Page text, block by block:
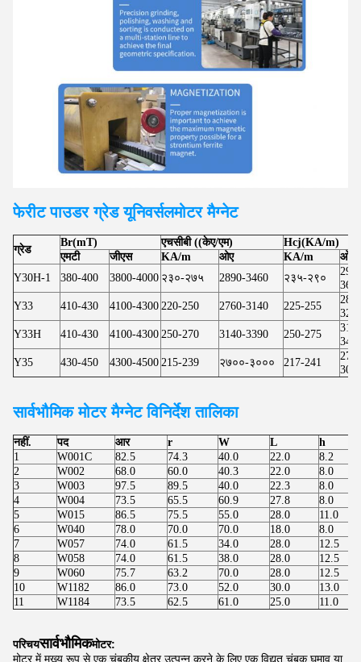
फेरीट पाउडर ग्रेड यूनिवर्सलमोटर मैग्नेट
ग्रेड
Br(mT) एचसीबी ((केए/एम)
Hcj(KA/m)
एमटी
जीएस KA/m ओए KA/m
ओए
Y30H-1
380-400 3800-4000 २३०-२७५ 2890-3460 २३५-२९०
Y33
410-430 4100-4300 220-250 2760-3140 225-255
Y33H
410-430 4100-4300 250-270 3140-3390 250-275
Y35
430-450 4300-4500 215-239 २७००-३००० 217-241
सार्वभौमिक मोटर मैग्नेट विनिर्देश तालिका
नहीं. पद आर r W L
h
1
W001C 82.5 74.3 40.0 22.0
8.2
2
W002 68.0 60.0 40.3 22.0
8.0
3
W003 97.5 89.5 40.0 22.3
8.0
4
W004 73.5 65.5 60.9 27.8
8.0
5
W015 86.5 75.5 55.0 28.0
11.0
6
W040 78.0 70.0 70.0 18.0
8.0
7
W057 74.0 61.5 34.0 28.0
12.5
8
W058 74.0 61.5 38.0 28.0
12.5
9
W060 75.7 63.2 70.0 28.0
12.5
10
W1182 86.0 73.0 52.0 30.0
13.0
11
W1184 73.5 62.5 61.0 25.0 11.0
परिचयसार्वभौमिकमोटर:
मोटर में मुख्य रूप से एक चुंबकीय क्षेत्र उत्पन्न करने के लिए एक विद्युत चुंबक घुमाव या